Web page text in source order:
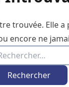
trouvée. Elle
encore ne